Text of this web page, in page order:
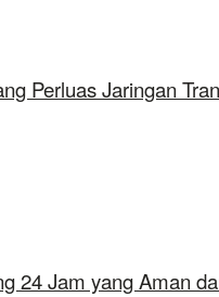
Perluas Jaringan
24 Jam yang Aman